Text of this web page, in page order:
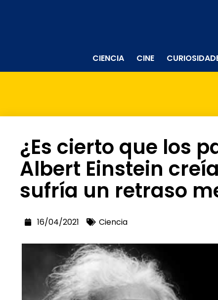
CIENCIA CINE
¿Es cierto que los
Albert Einstein
sufría un retraso
16/04/2021 Ciencia